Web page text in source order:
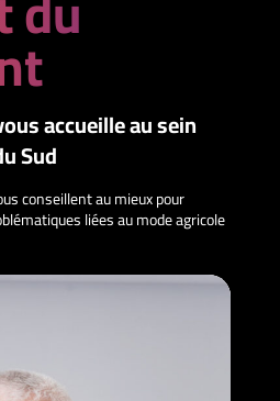
accueille au sein
Sud
conseillent au mieux pour
liées au mode agricole